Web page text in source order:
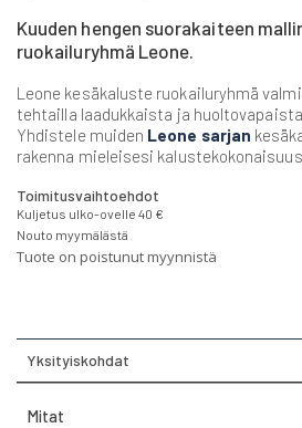
Kuuden hengen suorakaiteen
ruokailuryhmä Leone.
Leone kesäkaluste ruokailuryhmä
tehtailla laadukkaista ja
Yhdistele muiden Leone sarjan
rakenna mieleisesi
Toimitusvaihtoehdot
Kuljetus ulko-ovelle 40 €
Nouto myymälästä
Tuote on poistunut myynnistä
Yksityiskohdat
Mitat